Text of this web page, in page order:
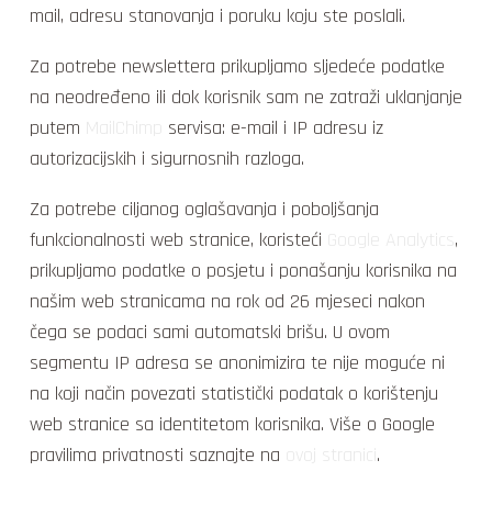
mail, adresu stanovanja i poruku koju ste poslali.
Za potrebe newslettera prikupljamo sljedeće podatke
na neodređeno ili dok korisnik sam ne zatraži uklanjanje
putem
servisa: e-mail i IP adresu iz
autorizacijskih i sigurnosnih razloga.
Za potrebe ciljanog oglašavanja i poboljšanja
funkcionalnosti web stranice, koristeći
,
prikupljamo podatke o posjetu i ponašanju korisnika na
našim web stranicama na rok od 26 mjeseci nakon
čega se podaci sami automatski brišu. U ovom
segmentu IP adresa se anonimizira te nije moguće ni
na koji način povezati statistički podatak o korištenju
web stranice sa identitetom korisnika. Više o Google
pravilima privatnosti saznajte na
.